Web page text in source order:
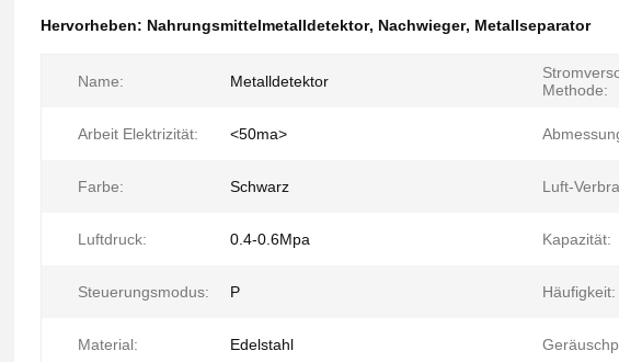
Hervorheben: Nahrungsmittelmetalldetektor, Nachwieger, Metallseparator
Name: Metalldetektor
Methode:
Arbeit Elektrizität: <50ma>
Farbe: Schwarz Luft-
Luftdruck: 0.4-0.6Mpa Kapazität:
Steuerungsmodus: P Häufigkeit:
Material: Edelstahl